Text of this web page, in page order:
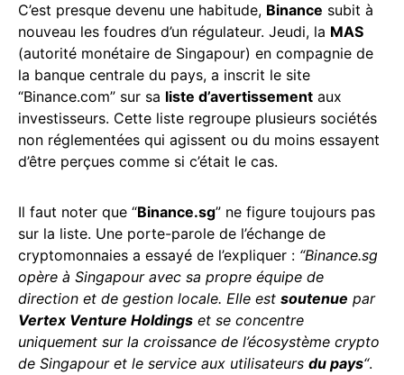
C’est presque devenu une habitude, Binance subit à
nouveau les foudres d’un régulateur. Jeudi, la MAS
(autorité monétaire de Singapour) en compagnie de
la banque centrale du pays, a inscrit le site
“Binance.com” sur sa liste d’avertissement aux
investisseurs. Cette liste regroupe plusieurs sociétés
non réglementées qui agissent ou du moins essayent
d’être perçues comme si c’était le cas.
Il faut noter que “Binance.sg” ne figure toujours pas
sur la liste. Une porte-parole de l’échange de
cryptomonnaies a essayé de l’expliquer : “Binance.sg
opère à Singapour avec sa propre équipe de
direction et de gestion locale. Elle est soutenue par
Vertex Venture Holdings et se concentre
uniquement sur la croissance de l’écosystème crypto
de Singapour et le service aux utilisateurs du pays“.